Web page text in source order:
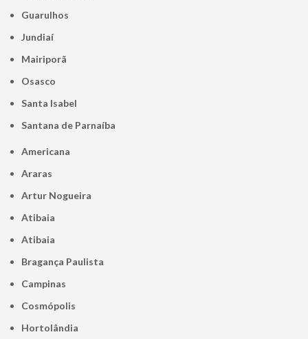
Guarulhos
Jundiaí
Mairiporã
Osasco
Santa Isabel
Santana de Parnaíba
Americana
Araras
Artur Nogueira
Atibaia
Atibaia
Bragança Paulista
Campinas
Cosmópolis
Hortolândia